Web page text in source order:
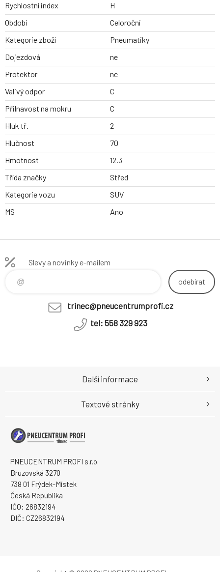
Rychlostní index
H
Období
Celoroční
Kategorie zboží
Pneumatiky
Dojezdová
ne
Protektor
ne
Valivý odpor
C
Přilnavost na mokru
C
Hluk tř.
2
Hlučnost
70
Hmotnost
12.3
Třída značky
Střed
Kategorie vozu
SUV
MS
Ano
Slevy a novinky e-mailem
odebírat
trinec@pneucentrumprofi.cz
tel: 558 329 923
PNEUCENTRUM PROFI s.r.o.
Bruzovská 3270
738 01 Frýdek-Místek
Česká Republika
IČO: 26832194
DIČ: CZ26832194
Další informace
Textové stránky